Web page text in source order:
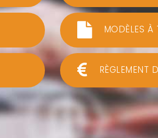
MODÈLES À
RÈGLEMENT